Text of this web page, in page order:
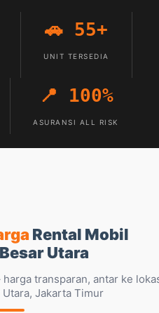
🚗 55+
UNIT TERSEDIA
📍 100%
ASURANSI ALL RISK
Rental Mobil
Utara
transparan, antar ke
Jakarta Timur